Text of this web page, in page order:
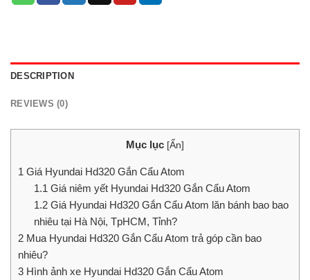
DESCRIPTION
REVIEWS (0)
Mục lục [Ẩn]
1 Giá Hyundai Hd320 Gắn Cẩu Atom
1.1 Giá niêm yết Hyundai Hd320 Gắn Cẩu Atom
1.2Giá Hyundai Hd320 Gắn Cẩu Atom lăn bánh bao bao
nhiêu tại Hà Nội, TpHCM, Tỉnh?
2 Mua Hyundai Hd320 Gắn Cẩu Atom trả góp cần bao
nhiêu?
3 Hình ảnh xe Hyundai Hd320 Gắn Cẩu Atom